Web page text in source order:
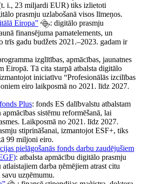
i., 23 miljardi EUR) tiks izlietoti
prasmju uzlabošanā visos līmeņos.
Eiropa”
: digitālo prasmju
finansējuma pamatelements, un
trīs gadu budžets 2021.–2023. gadam ir
izglītības, apmācības, jaunatnes
Eiropā. Tā cita starpā atbalsta digitālo
iniciatīvu “Profesionālās izcilības
eiro laikposmā no 2021. līdz 2027.
Plus: fonds ES dalībvalstu atbalstam
sistēmu reformēšanā, lai
Laikposmā no 2021. līdz 2027.
stiprināšanai, izmantojot ESF+, tiks
99 miljoni eiro.
pielāgošanās fonds darbu zaudējušiem
: atbalsta apmācību digitālo prasmju
darba ņēmējiem atrast citu
uzņēmumu.